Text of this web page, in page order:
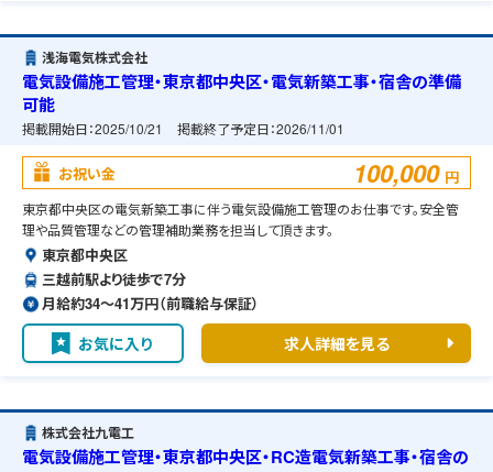
浅海電気株式会社
電気設備施工管理・東京都中央区・電気新築工事・宿舎の準備
可能
掲載開始日：2025/10/21 掲載終了予定日：2026/11/01
お祝い金 100,000 円
東京都中央区の電気新築工事に伴う電気設備施工管理のお仕事です。安全管
理や品質管理などの管理補助業務を担当して頂きます。
東京都中央区
三越前駅より徒歩で7分
月給約34〜41万円（前職給与保証）
お気に入り 求人詳細を見る
株式会社九電工
電気設備施工管理・東京都中央区・RC造電気新築工事・宿舎の